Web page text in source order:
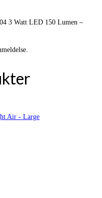
3 Watt LED 150 Lumen –